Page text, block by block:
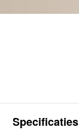
Specificaties